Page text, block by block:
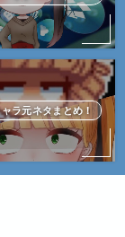
ラ元ネタまとめ！